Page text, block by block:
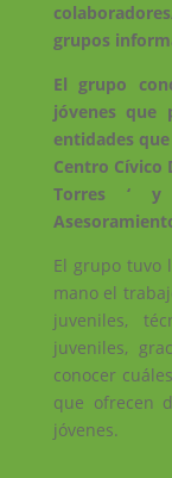
grupos
El grupo
jóvenes que
entidades
Centro Cívico
Torres ‘ y
El grupo tuvo
mano el
juveniles,
juveniles,
conocer
que ofrecen
jóvenes.